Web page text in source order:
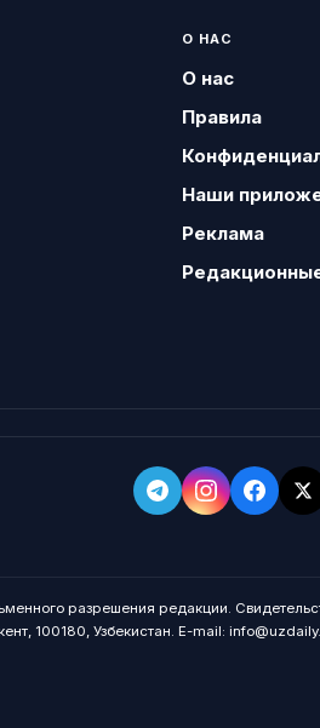
О НАС
О нас
Правила
Наши
Реклама
разрешения редакции.
100180, Узбекистан. E-mail: